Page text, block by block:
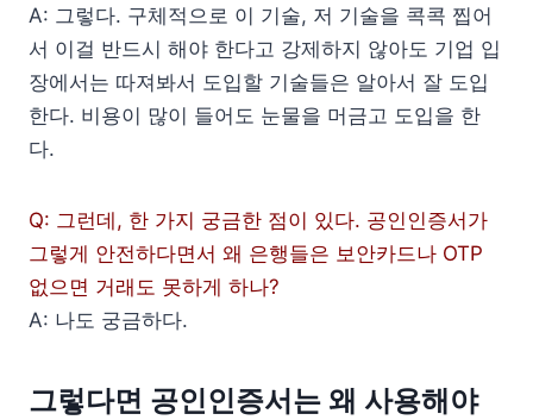
A: 그렇다. 구체적으로 이 기술, 저 기술을 콕콕 찝어
서 이걸 반드시 해야 한다고 강제하지 않아도 기업 입
장에서는 따져봐서 도입할 기술들은 알아서 잘 도입
한다. 비용이 많이 들어도 눈물을 머금고 도입을 한
다.
Q: 그런데, 한 가지 궁금한 점이 있다. 공인인증서가
그렇게 안전하다면서 왜 은행들은 보안카드나 OTP
없으면 거래도 못하게 하나?
A: 나도 궁금하다.
그렇다면 공인인증서는 왜 사용해야